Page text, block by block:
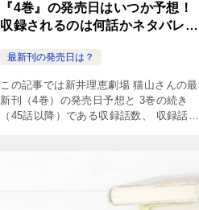
『4巻』の発売日はいつか予想！
収録されるのは何話かネタバレも
最新刊の発売日は？
この記事では新井理恵劇場 猫山さんの最
新刊（4巻）の発売日予想と 3巻の続き
（45話以降）である収録話数、 収録話を